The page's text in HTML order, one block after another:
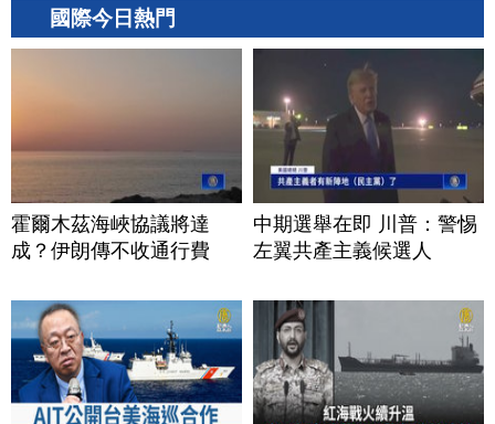
國際今日熱門
霍爾木茲海峽協議將達
成？伊朗傳不收通行費
中期選舉在即 川普：警惕
左翼共產主義候選人